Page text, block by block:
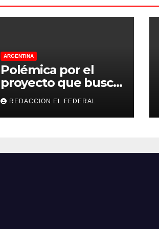
ARGENTINA
Polémica por el
proyecto que busca
regular criaderos y
refugios de perros y
gatos: denuncian
REDACCION EL FEDERAL